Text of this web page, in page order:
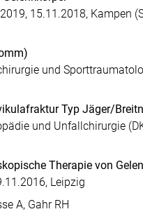
15.11.2018, Kampen
und
Typ Jäger/
und Unfallchirurgie
Therapie von
Leipzig
A, Gahr RH